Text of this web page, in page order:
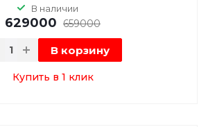
В наличии
629000 659000
В корзину
Купить в 1 клик